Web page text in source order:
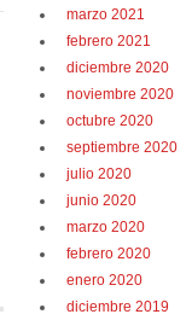
marzo 2021
febrero 2021
diciembre 2020
noviembre 2020
octubre 2020
septiembre 2020
julio 2020
junio 2020
marzo 2020
febrero 2020
enero 2020
diciembre 2019